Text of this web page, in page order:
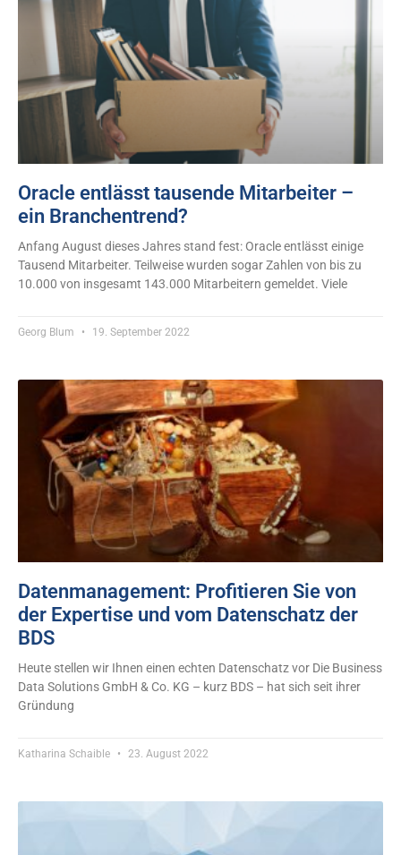
Oracle entlässt tausende Mitarbeiter –
ein Branchentrend?
Anfang August dieses Jahres stand fest: Oracle entlässt einige
Tausend Mitarbeiter. Teilweise wurden sogar Zahlen von bis zu
10.000 von insgesamt 143.000 Mitarbeitern gemeldet. Viele
Georg Blum 19. September 2022
Datenmanagement: Profitieren Sie von
der Expertise und vom Datenschatz der
BDS
Heute stellen wir Ihnen einen echten Datenschatz vor Die Business
Data Solutions GmbH & Co. KG – kurz BDS – hat sich seit ihrer
Gründung
Katharina Schaible 23. August 2022